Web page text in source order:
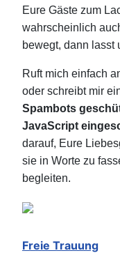
Freie Trauung
Eure Gäste zum
wahrscheinlich
bewegt, dann lasst
Ruft mich einfach
oder schreibt mir
Spambots
JavaScript
darauf, Eure
sie in Worte zu
begleiten.